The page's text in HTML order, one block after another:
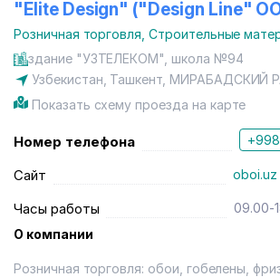
"Elite Design" ("Design Line"
Розничная торговля ,Строительные
здание "УЗТЕЛЕКОМ", школа №94
Узбекистан, Ташкент МИРАБАДСКИЙ
Показать схему проезда на карте
Номер телефона
Сайт oboi.uz
Часы работы
09.00-
О компании
Розничная торговля: обои, гобелены,